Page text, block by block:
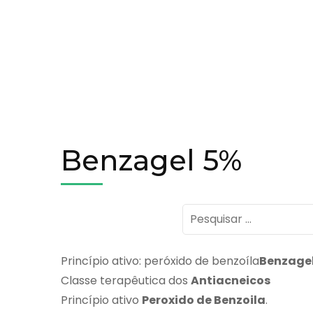
Benzagel 5%
Pesquisar
por:
Princípio ativo: peróxido de benzoíla
Classe terapêutica dos Antiacneicos
Princípio ativo Peroxido de Benzoila.